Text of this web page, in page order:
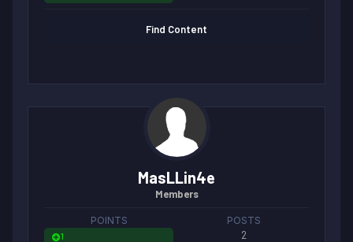
Find Content
MasLLin4e
Members
POINTS
1
POSTS
2